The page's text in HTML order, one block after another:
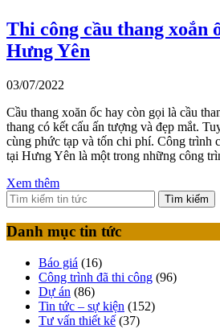
Thi công cầu thang xoắn
Hưng Yên
03/07/2022
Cầu thang xoăn ốc hay còn gọi là cầu
thang có kết cấu ấn tượng và đẹp mắt.
cùng phức tạp và tốn chi phí. Công trình
tại Hưng Yên là một trong những công
Xem thêm
Tìm kiếm
Danh mục tin tức
Báo giá (16)
Công trình đã thi công (96)
Dự án (86)
Tin tức – sự kiện (152)
Tư vấn thiết kế (37)